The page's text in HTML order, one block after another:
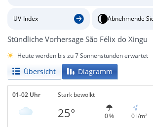
UV-Index Abnehmende
Stündliche Vorhersage São Félix do Xingu
Heute werden bis zu 7 Sonnenstunden erwartet
Übersicht Diagramm
01-02 Uhr Stark bewölkt
25° 0 % 0 l/m²